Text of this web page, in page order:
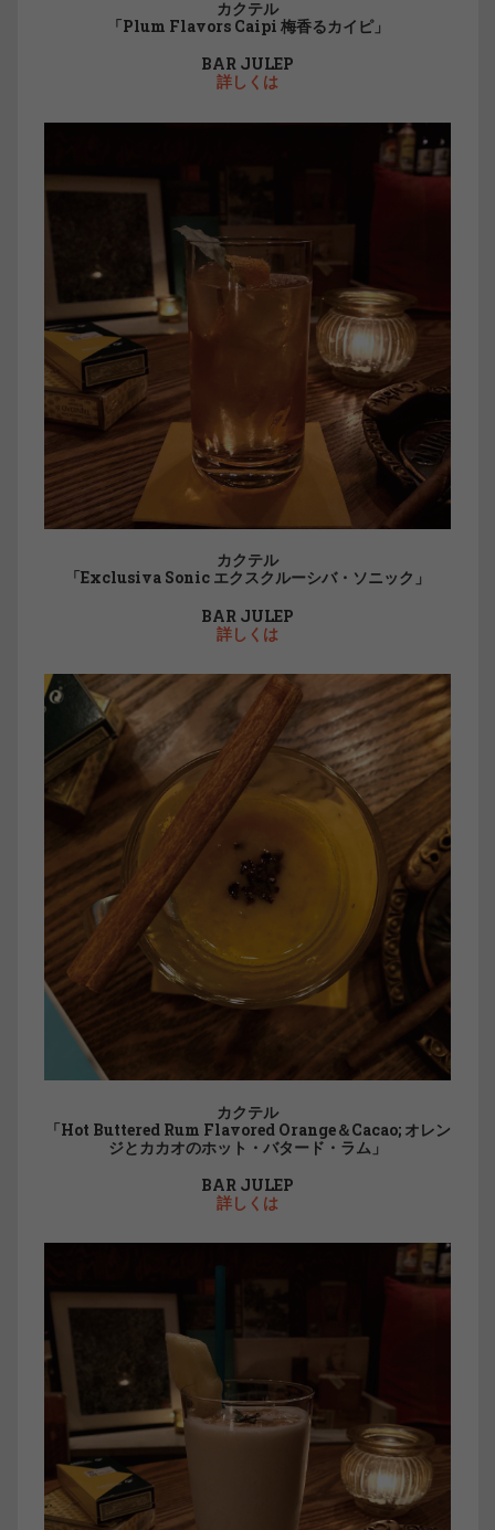
カクテル
「Plum Flavors Caipi 梅香るカイピ」
BAR JULEP
詳しくは
カクテル
「Exclusiva Sonic エクスクルーシバ・ソニック」
BAR JULEP
詳しくは
カクテル
「Hot Buttered Rum Flavored Orange＆Cacao; オレン
ジとカカオのホット・バタード・ラム」
BAR JULEP
詳しくは